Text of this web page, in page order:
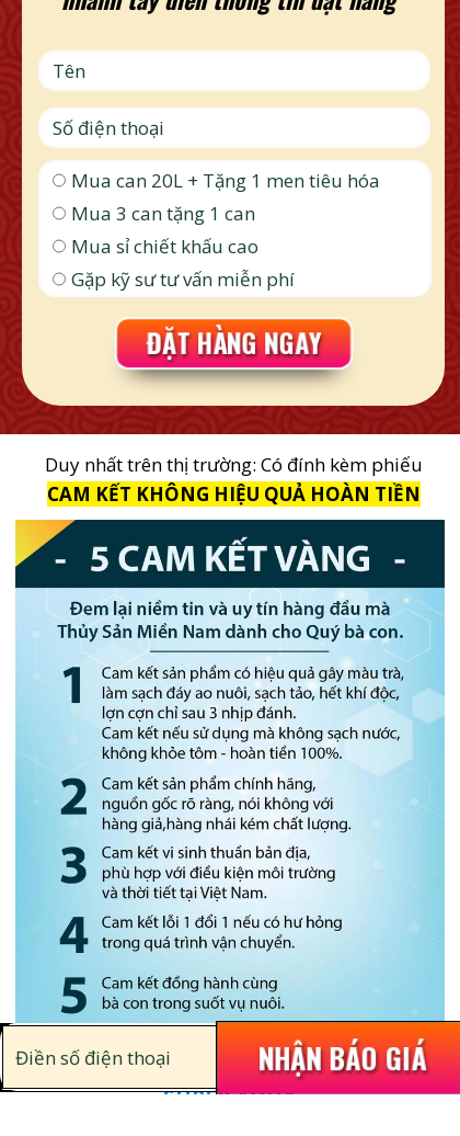
ĐẶT HÀNG NGAY
Mua can 20L + Tặng 1 men tiêu hóa
Mua 3 can tặng 1 can
Mua sỉ chiết khấu cao
Gặp kỹ sư tư vấn miễn phí
Duy nhất trên thị trường: Có đính kèm phiếu
CAM KẾT KHÔNG HIỆU QUẢ HOÀN TIỀN
SUPER AQUA
NHẬN BÁO GIÁ